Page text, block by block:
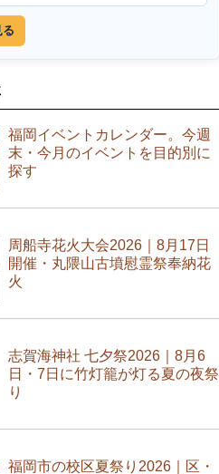
福岡イベントカレンダー。今週
末・今月のイベントを目的別に
探す
周船寺花火大会2026｜8月17日
開催・丸隈山古墳慰霊祭奉納花
火
志賀海神社 七夕祭2026｜8月6
日・7日に竹灯籠が灯る夏の夜祭
り
福岡市の校区夏祭り2026｜区・